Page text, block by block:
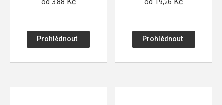
od 3,88
Prohlédnout
od 19,26
Prohlédnout